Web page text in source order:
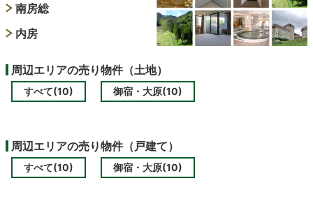
南房総
内房
周辺エリアの売り物件（土地）
すべて(10) 御宿・大原(10)
周辺エリアの売り物件（戸建て）
すべて(10) 御宿・大原(10)